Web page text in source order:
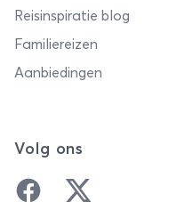
Reisinspiratie blog
Familiereizen
Aanbiedingen
Volg ons
FacebookTwitter